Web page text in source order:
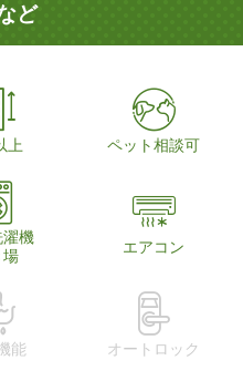
ど
上 ペット相談可
機
場
エアコン
能 オートロック